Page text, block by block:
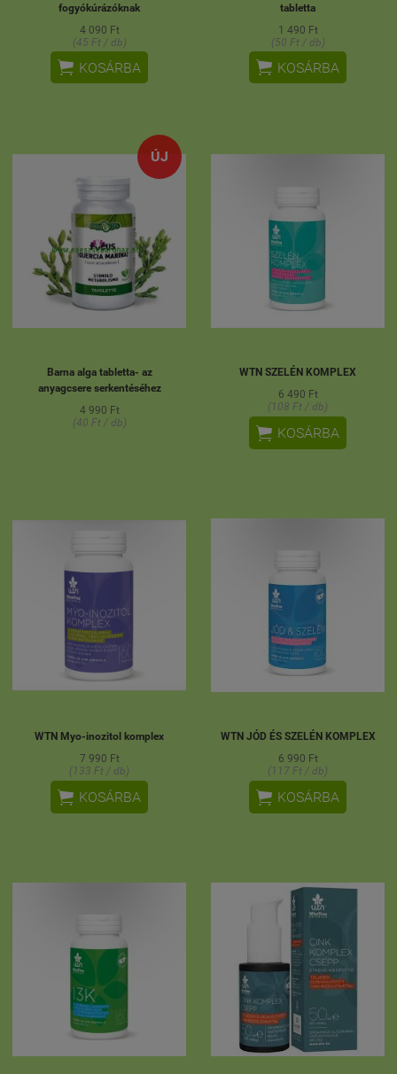
fogyókúrázóknak
4 090 Ft
(45 Ft / db)
 KOSÁRBA
tabletta
1 490 Ft
(50 Ft / db)
 KOSÁRBA
ÚJ
Barna alga tabletta- az
anyagcsere serkentéséhez
4 990 Ft
(40 Ft / db)
WTN SZELÉN KOMPLEX
6 490 Ft
(108 Ft / db)
 KOSÁRBA
WTN Myo-inozitol komplex
7 990 Ft
(133 Ft / db)
 KOSÁRBA
WTN JÓD ÉS SZELÉN KOMPLEX
6 990 Ft
(117 Ft / db)
 KOSÁRBA